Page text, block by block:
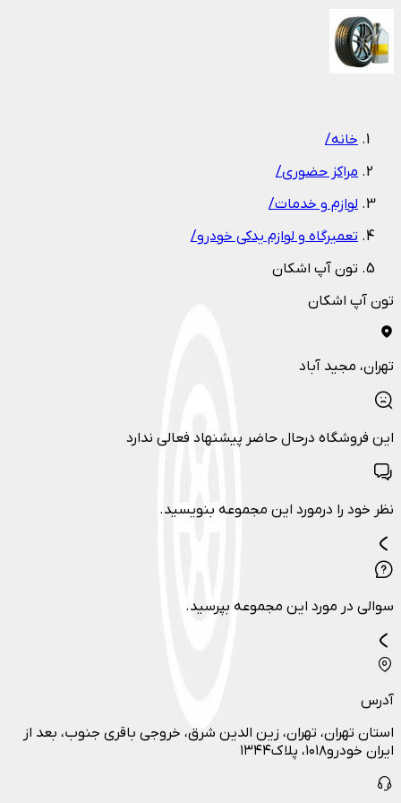
خانه/
مراکز حضوری/
لوازم و خدمات/
تعمیرگاه و لوازم یدکی خودرو/
تون آپ اشکان
تون آپ اشکان
تهران، مجید آباد
این فروشگاه درحال حاضر پیشنهاد فعالی ندارد
نظر خود را درمورد این مجموعه بنویسید.
سوالی در مورد این مجموعه بپرسید.
آدرس
استان تهران، تهران، زین الدین شرق، خروجی باقری جنوب، بعد از
ایران خودرو۱۰۱۸، پلاک۱۳۴۴